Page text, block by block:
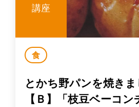
講座
食
とかち野パンを焼き
【Ｂ】「枝豆ベーコン